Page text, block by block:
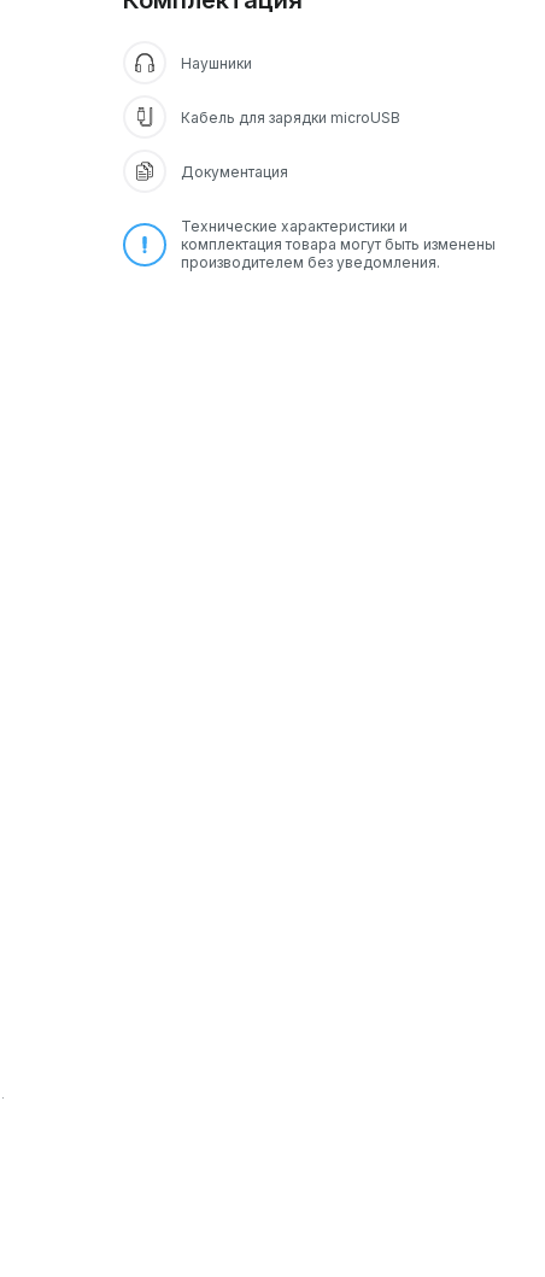
Наушники
Кабель для зарядки microUSB
Документация
Технические характеристики и
комплектация товара могут быть изменены
производителем без уведомления.